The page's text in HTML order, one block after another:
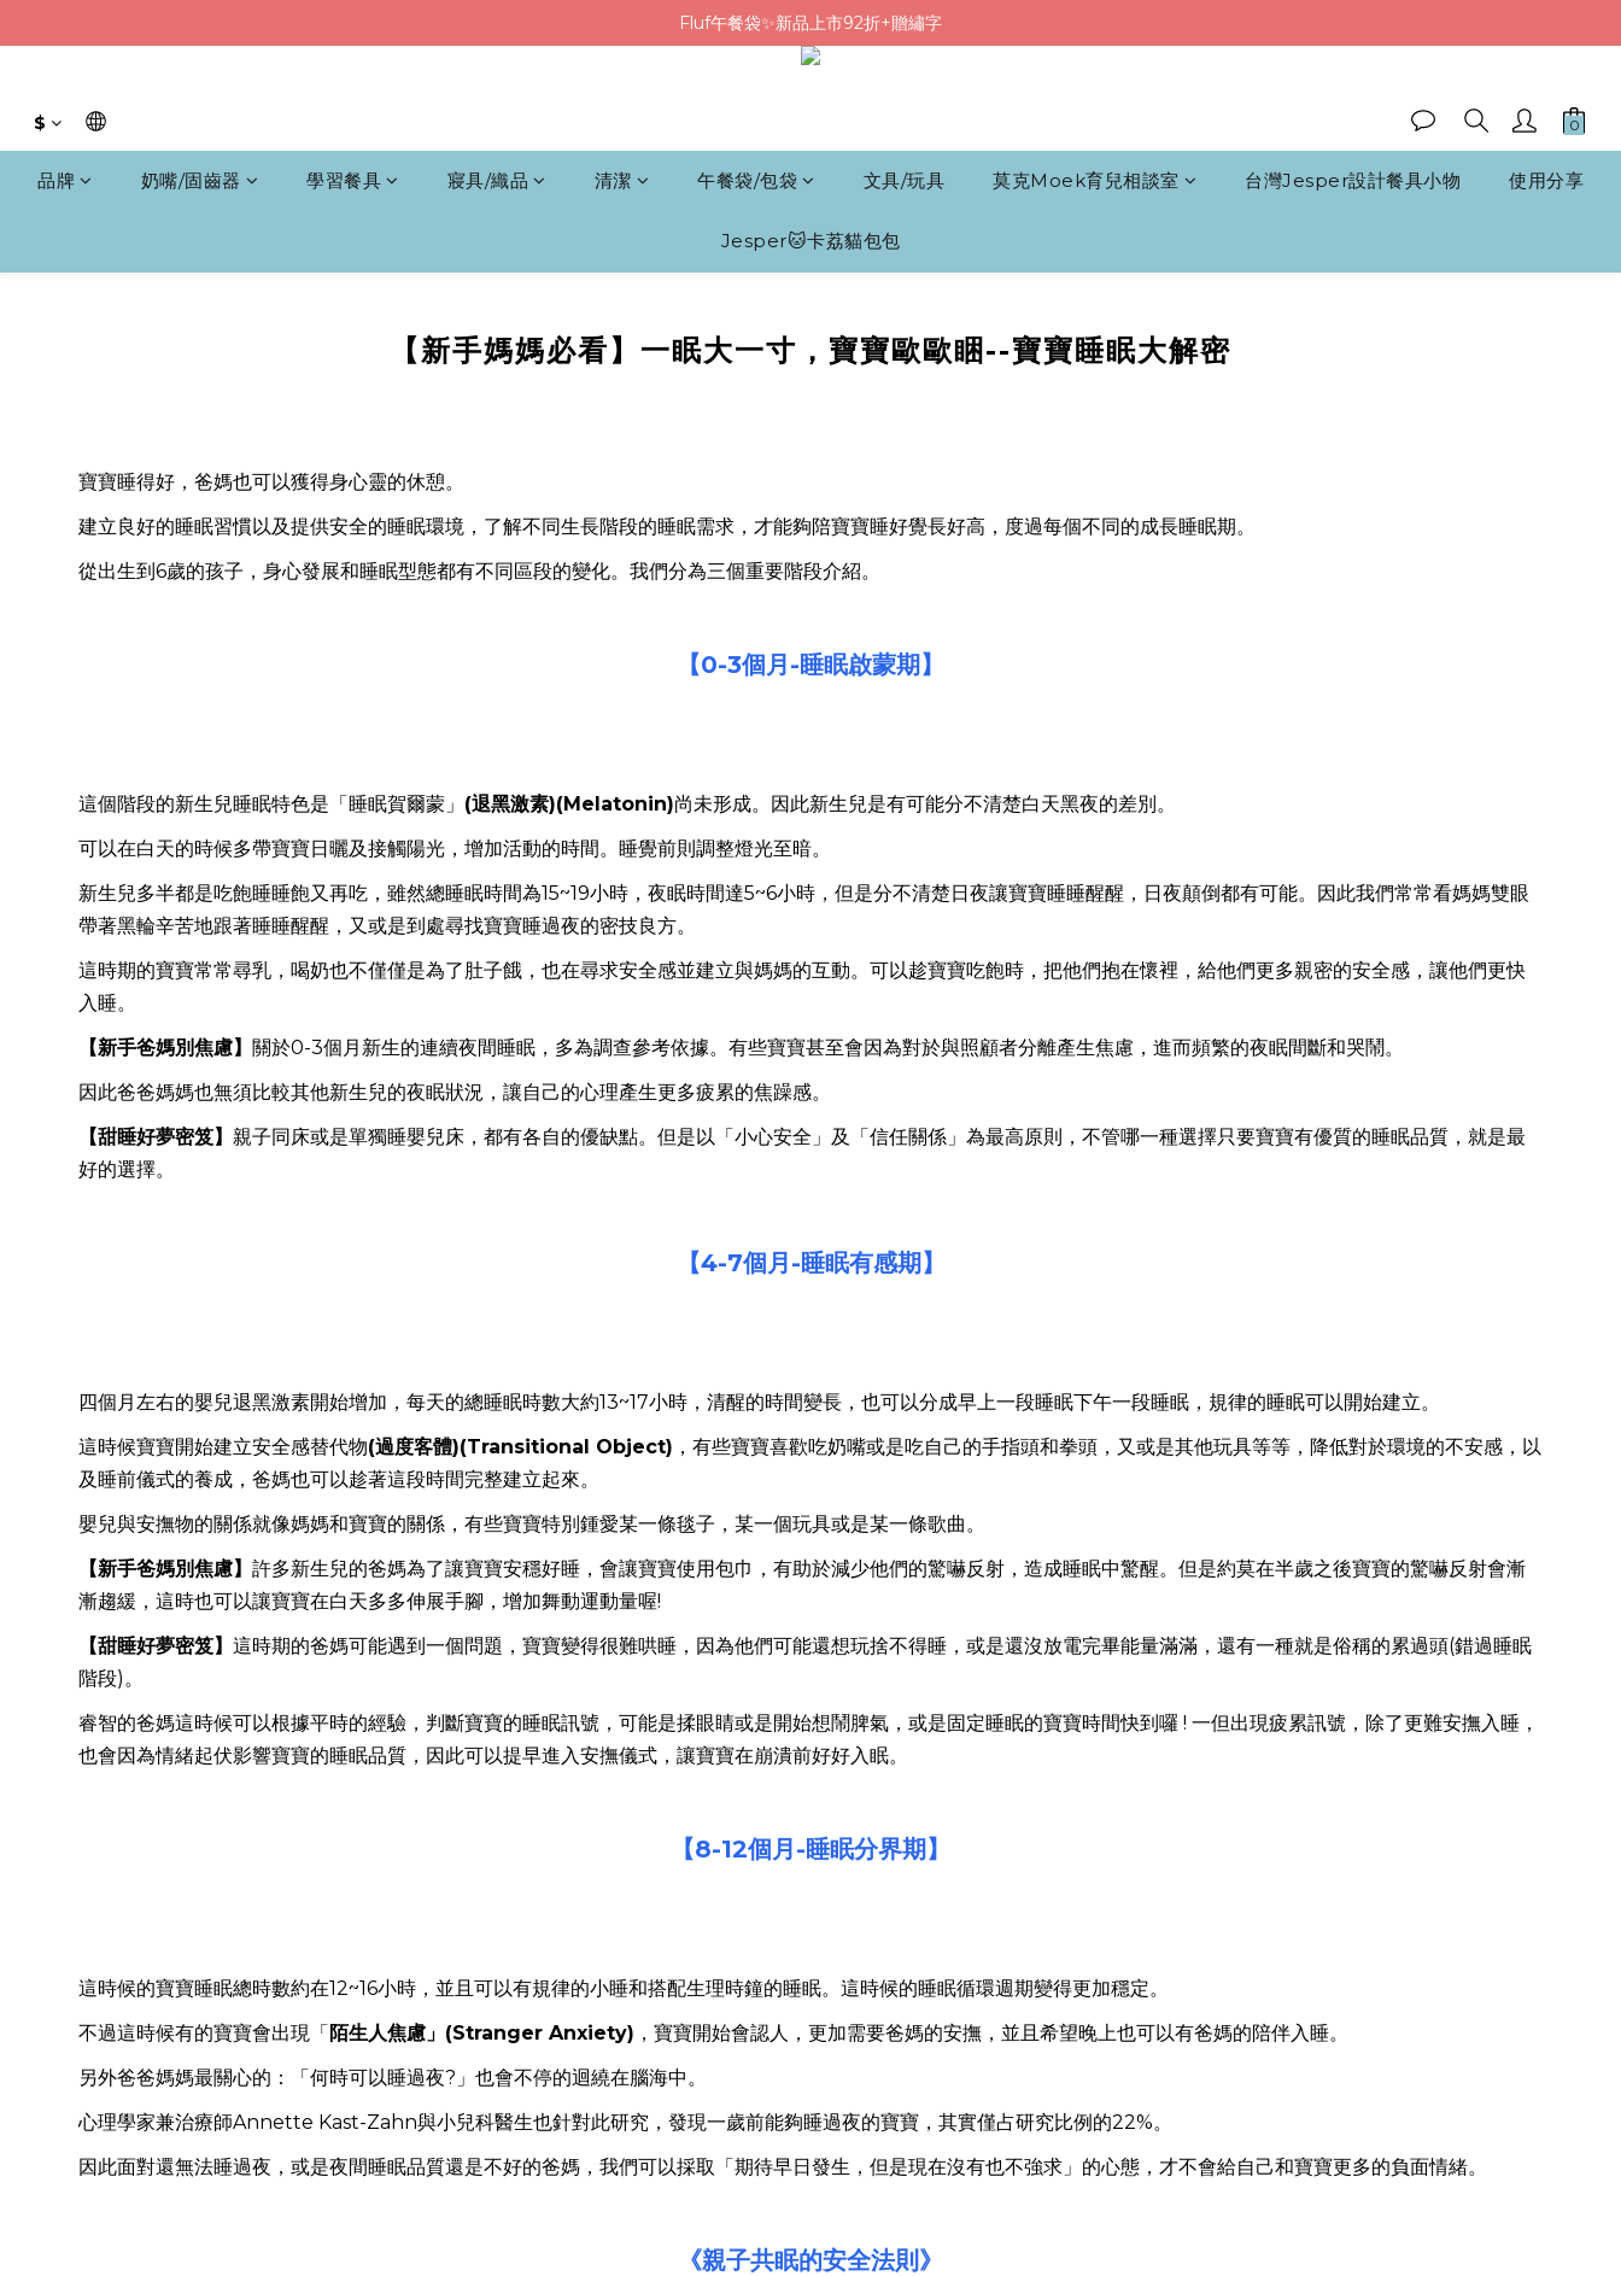
Fluf午餐袋✨新品上市92折+贈繡字
Fluf午餐袋✨新品上市92折+贈繡字
三色碗組上市🍚贈中英文姓名&【水果】雷雕
$
品牌 奶嘴/固齒器 學習餐具 寢具/織品 清潔 午餐袋/包袋 文具/玩具 莫克Moek育兒相談室 台灣Jesper設計餐具小物 使用分享
Jesper🐱卡荔貓包包
【新手媽媽必看】一眠大一寸，寶寶歐歐睏--寶寶睡眠大解密
寶寶睡得好，爸媽也可以獲得身心靈的休憩。
建立良好的睡眠習慣以及提供安全的睡眠環境，了解不同生長階段的睡眠需求，才能夠陪寶寶睡好覺長好高，度過每個不同的成長睡眠期。
從出生到6歲的孩子，身心發展和睡眠型態都有不同區段的變化。我們分為三個重要階段介紹。
【0-3個月-睡眠啟蒙期】
這個階段的新生兒睡眠特色是「睡眠賀爾蒙」 (退黑激素)(Melatonin)尚未形成。因此新生兒是有可能分不清楚白天黑夜的差別。
可以在白天的時候多帶寶寶日曬及接觸陽光，增加活動的時間。睡覺前則調整燈光至暗。
新生兒多半都是吃飽睡睡飽又再吃，雖然總睡眠時間為15~19小時，夜眠時間達5~6小時，但是分不清楚日夜讓寶寶睡睡醒醒，日夜顛倒都有可能。因此我們常常看媽媽雙眼
帶著黑輪辛苦地跟著睡睡醒醒，又或是到處尋找寶寶睡過夜的密技良方。
這時期的寶寶常常尋乳，喝奶也不僅僅是為了肚子餓，也在尋求安全感並建立與媽媽的互動。可以趁寶寶吃飽時，把他們抱在懷裡，給他們更多親密的安全感，讓他們更快
入睡。
【新手爸媽別焦慮】 關於0-3個月新生的連續夜間睡眠，多為調查參考依據。有些寶寶甚至會因為對於與照顧者分離產生焦慮，進而頻繁的夜眠間斷和哭鬧。
因此爸爸媽媽也無須比較其他新生兒的夜眠狀況，讓自己的心理產生更多疲累的焦躁感。
【甜睡好夢密笈】 親子同床或是單獨睡嬰兒床，都有各自的優缺點。但是以「小心安全」及「信任關係」為最高原則，不管哪一種選擇只要寶寶有優質的睡眠品質，就是最
好的選擇。
【4-7個月-睡眠有感期】
四個月左右的嬰兒退黑激素開始增加，每天的總睡眠時數大約13~17小時，清醒的時間變長，也可以分成早上一段睡眠下午一段睡眠，規律的睡眠可以開始建立。
這時候寶寶開始建立安全感替代物(過度客體)(Transitional Object) ，有些寶寶喜歡吃奶嘴或是吃自己的手指頭和拳頭，又或是其他玩具等等，降低對於環境的不安感，以
及睡前儀式的養成，爸媽也可以趁著這段時間完整建立起來。
嬰兒與安撫物的關係就像媽媽和寶寶的關係，有些寶寶特別鍾愛某一條毯子，某一個玩具或是某一條歌曲。
【新手爸媽別焦慮】 許多新生兒的爸媽為了讓寶寶安穩好睡，會讓寶寶使用包巾，有助於減少他們的驚嚇反射，造成睡眠中驚醒。但是約莫在半歲之後寶寶的驚嚇反射會漸
漸趨緩，這時也可以讓寶寶在白天多多伸展手腳，增加舞動運動量喔!
【甜睡好夢密笈】 這時期的爸媽可能遇到一個問題，寶寶變得很難哄睡，因為他們可能還想玩捨不得睡，或是還沒放電完畢能量滿滿，還有一種就是俗稱的累過頭(錯過睡眠
階段)。
睿智的爸媽這時候可以根據平時的經驗，判斷寶寶的睡眠訊號，可能是揉眼睛或是開始想鬧脾氣，或是固定睡眠的寶寶時間快到囉 ! 一但出現疲累訊號，除了更難安撫入睡，
也會因為情緒起伏影響寶寶的睡眠品質，因此可以提早進入安撫儀式，讓寶寶在崩潰前好好入眠。
【8-12個月-睡眠分界期】
這時候的寶寶睡眠總時數約在12~16小時，並且可以有規律的小睡和搭配生理時鐘的睡眠。這時候的睡眠循環週期變得更加穩定。
不過這時候有的寶寶會出現「陌生人焦慮」(Stranger Anxiety) ，寶寶開始會認人，更加需要爸媽的安撫，並且希望晚上也可以有爸媽的陪伴入睡。
另外爸爸媽媽最關心的：「何時可以睡過夜?」也會不停的迴繞在腦海中。
心理學家兼治療師Annette Kast-Zahn與小兒科醫生也針對此研究，發現一歲前能夠睡過夜的寶寶，其實僅占研究比例的22%。
因此面對還無法睡過夜，或是夜間睡眠品質還是不好的爸媽，我們可以採取「期待早日發生，但是現在沒有也不強求」的心態，才不會給自己和寶寶更多的負面情緒。
《親子共眠的安全法則》